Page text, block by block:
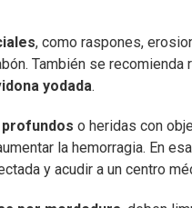
, como raspones,
También se
yodada.
o heridas con
la hemorragia. En
y acudir a un centro